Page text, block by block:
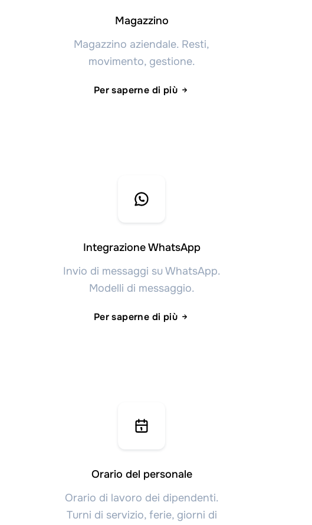
Magazzino
Magazzino aziendale. Resti,
movimento, gestione.
Per saperne di più
Integrazione WhatsApp
Invio di messaggi su WhatsApp.
Modelli di messaggio.
Per saperne di più
Orario del personale
Orario di lavoro dei dipendenti.
Turni di servizio, ferie, giorni di